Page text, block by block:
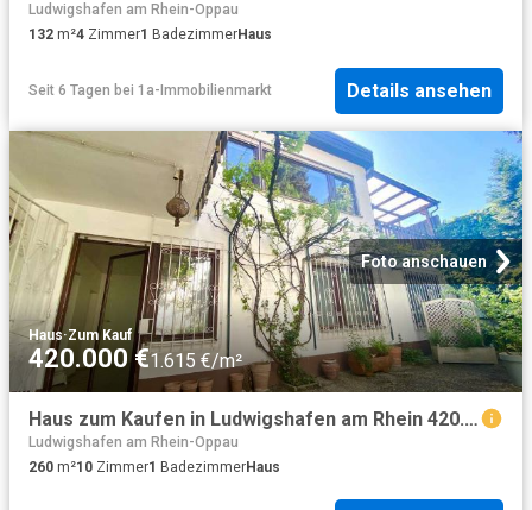
Ludwigshafen am Rhein-Oppau
132 m²4 Zimmer1 BadezimmerHaus
Seit 6 Tagen bei 1a-Immobilienmarkt Details ansehen
Foto anschauen
Haus·Zum Kauf
420.000 €1.615 €/m²
Haus zum Kaufen in Ludwigshafen am Rhein 420.000,00 EUR 260 m²
Ludwigshafen am Rhein-Oppau
260 m²10 Zimmer1 BadezimmerHaus